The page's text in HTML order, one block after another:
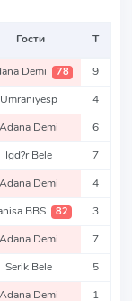
Гости Т
Demi 78 9
Umraniyesp 4
Adana Demi 6
Igd?r Bele 7
Adana Demi 4
BBS 82 3
Adana Demi 7
Serik Bele 5
Adana Demi 1